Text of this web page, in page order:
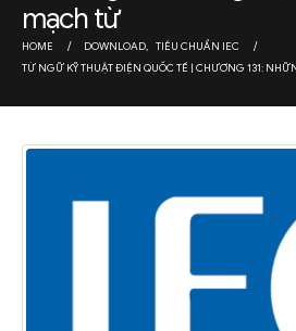
mạch từ
HOME DOWNLOAD, TIÊU CHUẨN IEC
TỪ NGỮ KỸ THUẬT ĐIỆN QUỐC TẾ | CHƯƠNG 131: